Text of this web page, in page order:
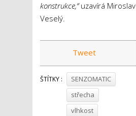
konstrukce,“uzavírá Miroslav
Veselý.
Tweet
ŠTÍTKY :
SENZOMATIC
střecha
vlhkost